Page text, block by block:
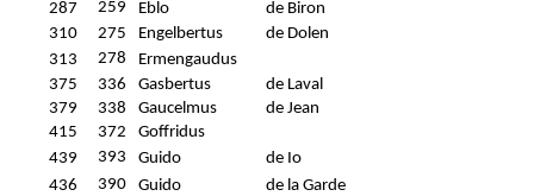
287
259 Eblo
de Biron
310
275 Engelbertus
de Dolen
313
278
Ermengaudus
375
336 Gasbertus
de Laval
379
338 Gaucelmus
de Jean
415
372
Goffridus
439
393 Guido
de Io
436
390 Guido
de la Garde